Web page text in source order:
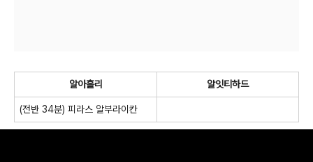
알아흘리 알잇티하드
(전반 34분) 피라스 알부라이칸